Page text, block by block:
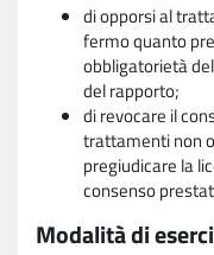
di opporsi al
fermo quanto
obbligatorietà
del rapporto;
di revocare il
trattamenti non
pregiudicare la
consenso
Modalità di